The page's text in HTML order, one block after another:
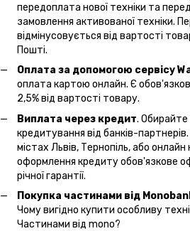
передоплата нової техніки та
замовлення активованої техніки.
відмінусовується від вартості
Пошті.
Оплата за допомогою сервісу
оплата картою онлайн. Є
2,5% від вартості товару.
Виплата через кредит. Обирайте
кредитування від банків-
містах Львів, Тернопіль, або
оформлення кредиту обов'язкове
річної гарантії.
Покупка частинами від
Чому вигідно купити особливу
Частинами від mono?